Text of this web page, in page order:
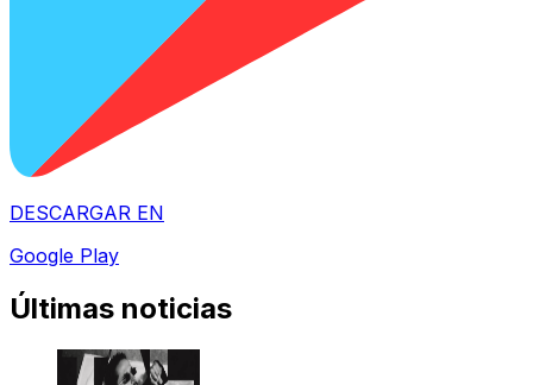
DESCARGAR EN
Google Play
Últimas noticias